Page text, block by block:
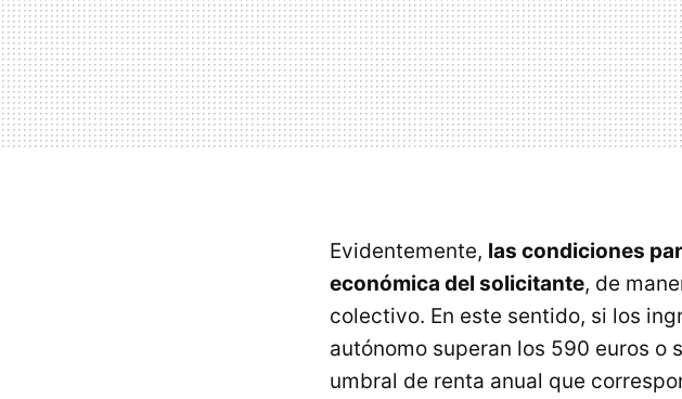
Evidentemente, las condiciones
económica del solicitante, de
colectivo. En este sentido, si los
autónomo superan los 590 euros o
umbral de renta anual que